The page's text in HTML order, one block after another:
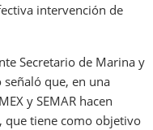
intervención de
Secretario de Marina y
que, en una
y SEMAR hacen
que tiene como objetivo